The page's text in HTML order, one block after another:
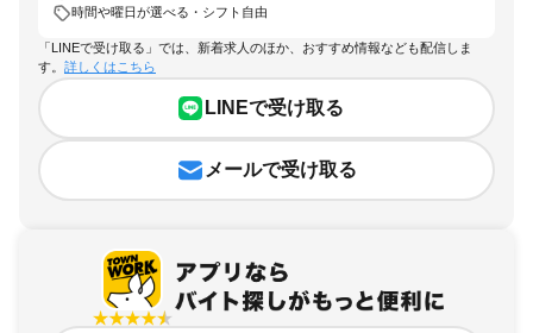
時間や曜日が選べる・シフト自由
「LINEで受け取る」では、新着求人のほか、おすすめ情報なども配信しま
す。 詳しくはこちら
LINEで受け取る
メールで受け取る